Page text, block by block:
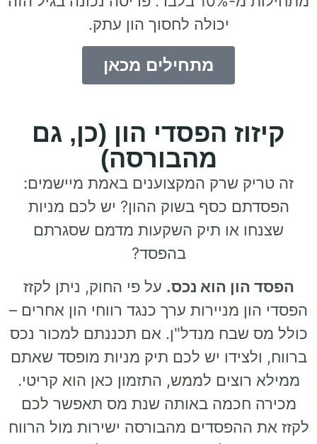
יכולה לחסוך הון עתק.
מתחילים מכאן
קיזוז הפסדי הון (כן, גם
מהבורסה)
זה טריק שרק המקצוענים באמת מיישמים:
הפסדתם כסף בשוק ההון? יש לכם מניות
שצנחו או תיק השקעות מדמם שסגרתם
בהפסד?
הפסד הון הוא נכס. על פי החוק, ניתן לקזז
הפסדי הון מניירות ערך כנגד רווחי הון אחרים –
כולל מס שבח מנדל"ן. אם תכננתם למכור נכס
ברווח, ולצידו יש לכם תיק מניות מופסד שאתם
ממילא רוצים לממש, התזמון כאן הוא קריטי.
מכירה חכמה באותה שנת מס תאפשר לכם
לקזז את ההפסדים מהבורסה ישירות מול הרווח